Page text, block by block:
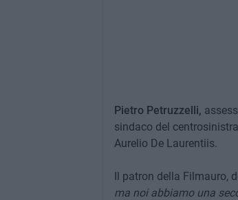
Pietro Petruzzelli,
sindaco del
Aurelio De Laurentiis.
Il patron della Filmauro,
ma noi abbiamo una